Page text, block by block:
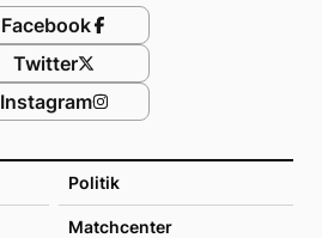
Politik
Matchcenter
Facebook
Twitter
Instagram